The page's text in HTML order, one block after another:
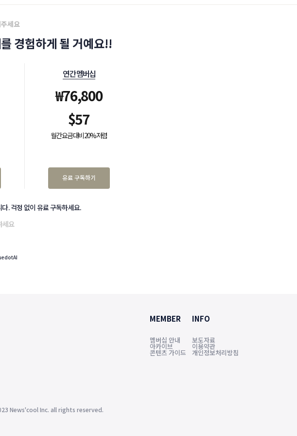
세요
경험하게 될 거예요!!
연간 멤버십
₩76,800
$57
월간 요금 대비 20% 저렴
유료 구독하기
. 걱정 없이 유료 구독하세요.
세요
News'cool Inc. all rights reserved.
MEMBER
멤버십 안내
아카이브
콘텐츠 가이드
INFO
보도자료
이용약관
개인정보처리방침